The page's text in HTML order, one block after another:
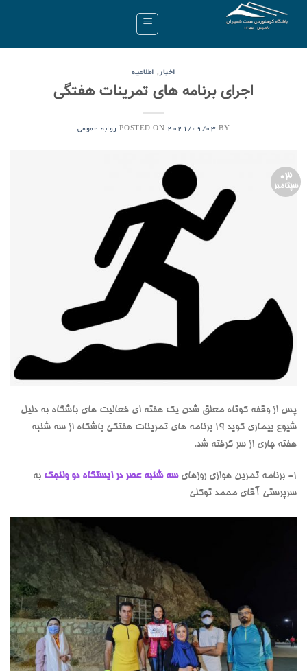
اخبار, اطلاعیه
اجرای برنامه های تمرینات هفتگی
POSTED ON 2021/09/03 BY روابط عمومی
03
سپتامبر
پس از وقفه کوتاه معلق شدن یک هفته ای فعالیت های باشگاه به دلیل
شیوع بیماری کوید 19 برنامه های تمرینات هفتگی باشگاه از سه شنبه
هفته جاری از سر گرفته شد.
1- برنامه تمرین هوازی روزهای سه شنبه عصر در ایستگاه دو ولنجک به
سرپرستی آقای محمد توکلی